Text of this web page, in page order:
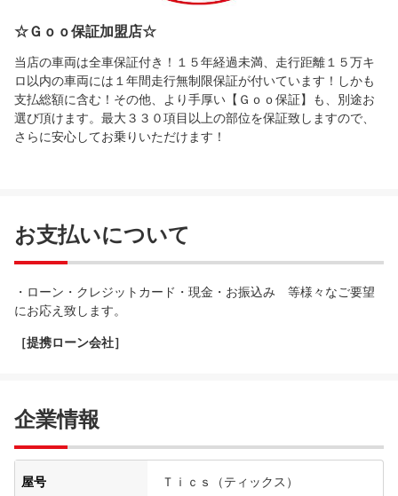
☆Ｇｏｏ保証加盟店☆
当店の車両は全車保証付き！１５年経過未満、走行距離１５万キ
ロ以内の車両には１年間走行無制限保証が付いています！しかも
支払総額に含む！その他、より手厚い【Ｇｏｏ保証】も、別途お
選び頂けます。最大３３０項目以上の部位を保証致しますので、
さらに安心してお乗りいただけます！
お支払いについて
・ローン・クレジットカード・現金・お振込み 等様々なご要望
にお応え致します。
［提携ローン会社］
企業情報
屋号 Ｔｉｃｓ（ティックス）